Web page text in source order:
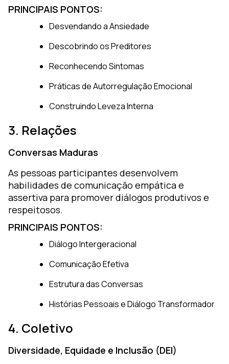
PRINCIPAIS PONTOS:
Desvendando a Ansiedade
Descobrindo os Preditores
Reconhecendo Sintomas
Práticas de Autorregulação Emocional
Construindo Leveza Interna
3. Relações
Conversas Maduras
As pessoas participantes desenvolvem
habilidades de comunicação empática e
assertiva para promover diálogos produtivos e
respeitosos.
PRINCIPAIS PONTOS:
Diálogo Intergeracional
Comunicação Efetiva
Estrutura das Conversas
Histórias Pessoais e Diálogo Transformador
4. Coletivo
Diversidade, Equidade e Inclusão (DEI)